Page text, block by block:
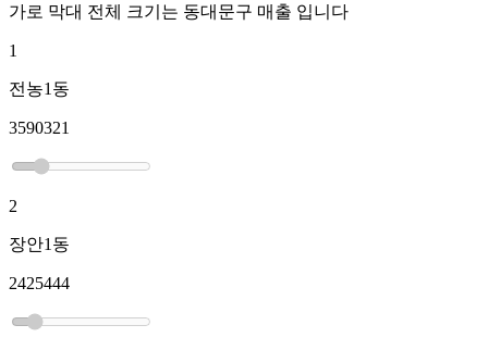
가로 막대 전체 크기는 동대문구 매출 입니다
1
전농1동
3590321
2
장안1동
2425444